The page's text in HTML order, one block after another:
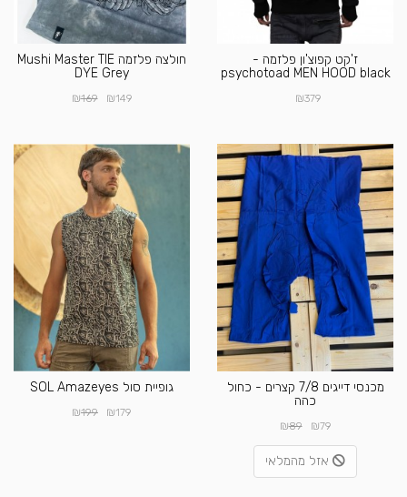
ז'קט קפוצ'ון פלזמה -
psychotoad MEN HOOD black
₪379
חולצה פלזמה Mushi Master TIE
DYE Grey
₪149
₪169
מכנסי דייגים 7/8 קצרים - כחול
כהה
₪79
₪89
אזל מהמלאי
גופיית סול SOL Amazeyes
₪179
₪199